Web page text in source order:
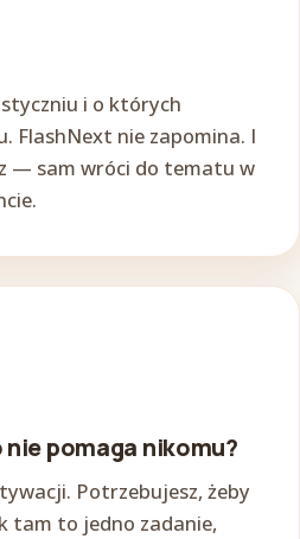
i o których
FlashNext nie zapomina. I
— sam wróci do tematu w
nie pomaga nikomu?
Potrzebujesz, żeby
tam to jedno zadanie,